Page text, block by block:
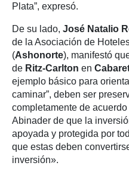
Plata”, expresó.
De su lado, José Natalio
de la Asociación de
(Ashonorte), manifestó
de Ritz-Carlton en
ejemplo básico para
caminar”, deben ser
completamente de
Abinader de que la
apoyada y protegida por
que estas deben
inversión».